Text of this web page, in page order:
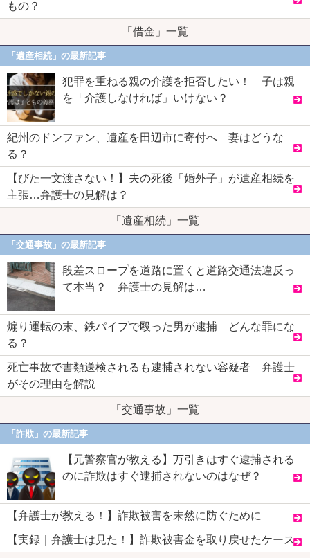
もの？
「借金」一覧
「遺産相続」の最新記事
犯罪を重ねる親の介護を拒否したい！ 子は親
を「介護しなければ」いけない？
紀州のドンファン、遺産を田辺市に寄付へ 妻はどうな
る？
【びた一文渡さない！】夫の死後「婚外子」が遺産相続を
主張…弁護士の見解は？
「遺産相続」一覧
「交通事故」の最新記事
段差スロープを道路に置くと道路交通法違反っ
て本当？ 弁護士の見解は…
煽り運転の末、鉄パイプで殴った男が逮捕 どんな罪にな
る？
死亡事故で書類送検されるも逮捕されない容疑者 弁護士
がその理由を解説
「交通事故」一覧
「詐欺」の最新記事
【元警察官が教える】万引きはすぐ逮捕される
のに詐欺はすぐ逮捕されないのはなぜ？
【弁護士が教える！】詐欺被害を未然に防ぐために
【実録｜弁護士は見た！】詐欺被害金を取り戻せたケース